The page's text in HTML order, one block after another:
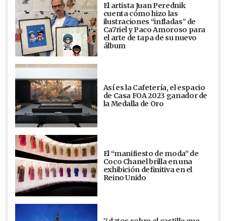
El artista Juan Perednik
cuenta cómo hizo las
ilustraciones “infladas” de
Ca7riel y Paco Amoroso para
el arte de tapa de su nuevo
álbum
Así es la Cafetería, el espacio
de Casa FOA 2023 ganador de
la Medalla de Oro
El “manifiesto de moda” de
Coco Chanel brilla en una
exhibición definitiva en el
Reino Unido